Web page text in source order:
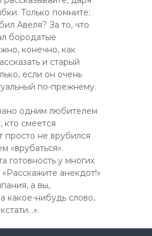
Только помните:
Авеля? За то, что
бородатые
конечно, как
и старый
если он очень
по-прежнему.
одним любителем
кто смеется
просто не врубился
«врубаться».
готовность у многих
«Расскажите анекдот!»
а вы,
какое-нибудь слово,